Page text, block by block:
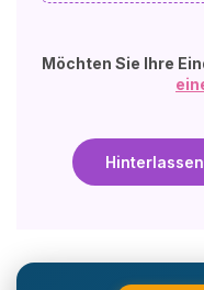
Möchten Sie Ihre